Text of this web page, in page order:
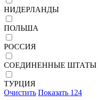
НИДЕРЛАНДЫ
ПОЛЬША
РОССИЯ
СОЕДИНЕННЫЕ ШТАТЫ
ТУРЦИЯ
Очистить Показать 124